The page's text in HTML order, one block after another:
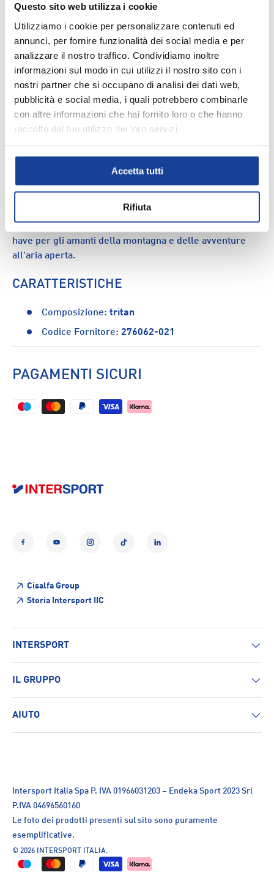
Questo sito web utilizza i cookie
Utilizziamo i cookie per personalizzare contenuti ed
annunci, per fornire funzionalità dei social media e per
analizzare il nostro traffico. Condividiamo inoltre
informazioni sul modo in cui utilizzi il nostro sito con i
nostri partner che si occupano di analisi dei dati web,
pubblicità e social media, i quali potrebbero combinarle
con altre informazioni che hai fornito loro o che hanno
raccolto dal tuo utilizzo dei loro servizi.
Accetta tutti
Rifiuta
Spedizione e consegna
DESCRIZIONE
La bottiglia d'acqua McKinley Tritan Triflip 0,50 è
urti, senza BPA e lavabile in lavastoviglie, offre praticità
e affidabilità. Il pratico piano ribaltabile consente di bere
velocemente, mentre la capacità di 0,5 l la rende ideale
per le attività outdoor. Con il beccuccio pieghevole e la
resistenza alle macchie, questa borraccia è un must-
have per gli amanti della montagna e delle avventure
all'aria aperta.
CARATTERISTICHE
Composizione: tritan
Codice Fornitore: 276062-021
PAGAMENTI SICURI
YouTubeInstagramTikTok LinkedIn
Cisalfa Group
Storia Intersport IIC
INTERSPORT
IL GRUPPO
AIUTO
Intersport Italia Spa P. IVA 01966031203 – Endeka Sport 2023 Srl
P.IVA 04696560160
Le foto dei prodotti presenti sul sito sono puramente
esemplificative.
© 2026 INTERSPORT ITALIA.
Metodi di pagamento accettati